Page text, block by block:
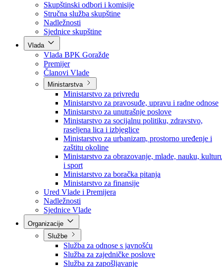
Poslanici po strankama
Poslanici po klubovima naroda
Kolegij skupštine
Skupštinski odbori i komisije
Stručna služba skupštine
Nadležnosti
Sjednice skupštine
Vlada
Vlada BPK Goražde
Premijer
Članovi Vlade
Ministarstva
Ministarstvo za privredu
Ministarstvo za pravosuđe, upravu i radne odnose
Ministarstvo za unutrašnje poslove
Ministarstvo za socijalnu politiku, zdravstvo,
raseljena lica i izbjeglice
Ministarstvo za urbanizam, prostorno uređenje i
zaštitu okoline
Ministarstvo za obrazovanje, mlade, nauku,
i sport
Ministarstvo za boračka pitanja
Ministarstvo za finansije
Ured Vlade i Premijera
Nadležnosti
Sjednice Vlade
Službe